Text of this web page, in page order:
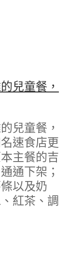
兒童餐，
兒童餐，
速食店更
主餐的吉
通下架；
以及奶
紅茶、調